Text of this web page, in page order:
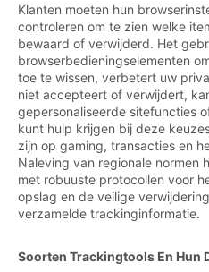
Klanten moeten hun
controleren om te zien welke
bewaard of verwijderd. Het
browserbedieningselementen
toe te wissen, verbetert uw
niet accepteert of verwijdert,
gepersonaliseerde sitefuncties
kunt hulp krijgen bij deze
zijn op gaming, transacties en
Naleving van regionale normen
met robuuste protocollen voor
opslag en de veilige
verzamelde trackinginformatie.
Soorten Trackingtools En Hun